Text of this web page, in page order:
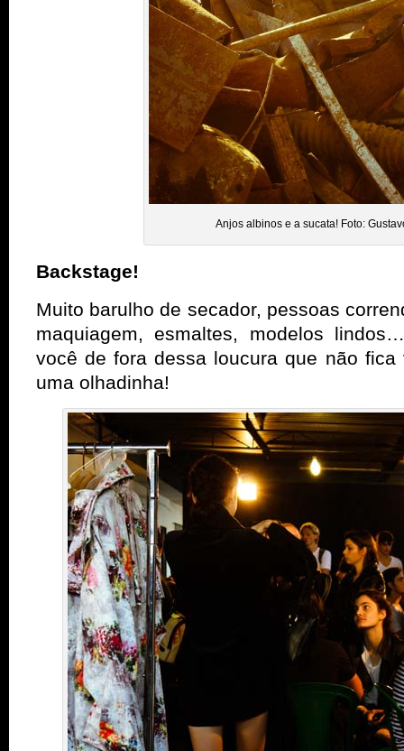
Anjos albinos e a sucata! Foto:
Backstage!
Muito barulho de secador, pessoas
maquiagem, esmaltes, modelos
você de fora dessa loucura que não
uma olhadinha!